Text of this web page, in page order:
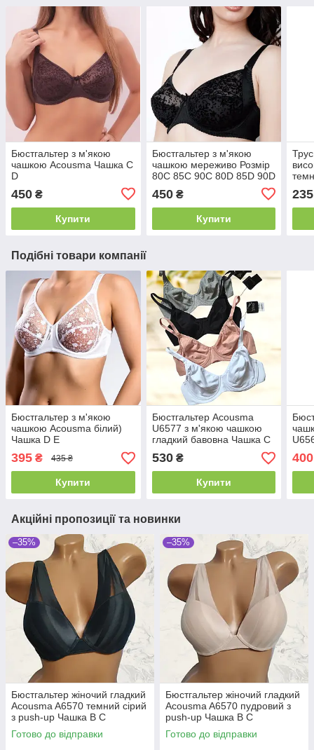
Бюстгальтер з м'якою
чашкою Acousma Чашка C
D
450 ₴
Купити
Бюстгальтер з м'якою
чашкою мереживо Розмір
80C 85C 90С 80D 85D 90D
450₴
Купити
235
Подібні товари компанії
Бюстгальтер з м'якою
чашкою Acousma білий)
Чашка D E
395 ₴ 435 ₴
Купити
Бюстгальтер Acousma
U6577 з м'якою чашкою
гладкий бавовна Чашка C
D
530₴
Купити
400
Акційні пропозиції та новинки
–35%
Бюстгальтер жіночий гладкий
Acousma A6570 темний сірий
з push-up Чашка B C
Готово до відправки
–35%
Бюстгальтер жіночий гладкий
Acousma A6570 пудровий з
push-up Чашка B C
Готово до відправки